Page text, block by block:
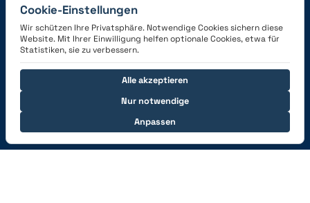
Hol dir die App
Verbinde dich mit uns
Cookie-Einstellungen
Wir schützen Ihre Privatsphäre. Notwendige Cookies sichern diese
Website. Mit Ihrer Einwilligung helfen optionale Cookies, etwa für
Statistiken, sie zu verbessern.
Nur notwendige
Anpassen
Alle akzeptieren